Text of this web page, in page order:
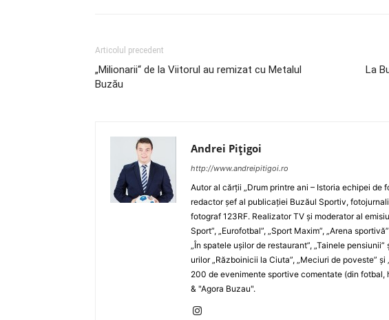
Articolul precedent
„Milionarii“ de la Viitorul au remizat cu Metalul
Buzău
La
Andrei Pițigoi
http://www.andreipitigoi.ro
Autor al cărţii „Drum printre ani – Istoria echipei de
redactor şef al publicaţiei Buzăul Sportiv,
fotograf 123RF. Realizator TV şi moderator al
Sport”, „Eurofotbal”, „Sport Maxim”, „Arena
„În spatele uşilor de restaurant”, „Tainele
urilor „Războinicii la Ciuta”, „Meciuri de poveste”
200 de evenimente sportive comentate (din
& "Agora Buzau".